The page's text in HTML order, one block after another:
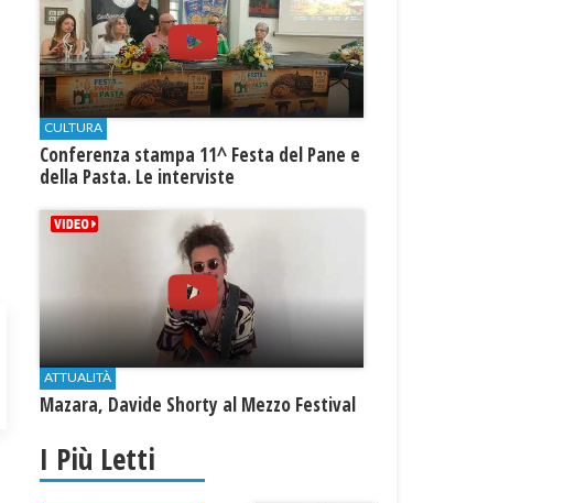
CULTURA
Conferenza stampa 11^ Festa del Pane e
della Pasta. Le interviste
ATTUALITÀ
Mazara, Davide Shorty al Mezzo Festival
I Più Letti